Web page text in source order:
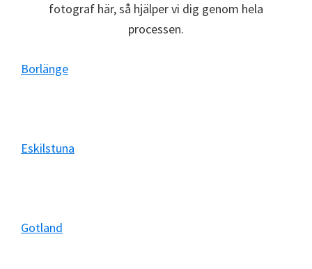
fotograf här, så hjälper vi dig genom hela
processen.
Borlänge
Eskilstuna
Gotland